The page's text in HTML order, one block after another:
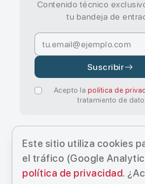
Contenido técnico
tu bandeja de
Suscribir
Acepto la política de
tratamiento de
© Cristo Manuel Estévez
Este sitio utiliza cookies
el tráfico (Google
política de privacidad.